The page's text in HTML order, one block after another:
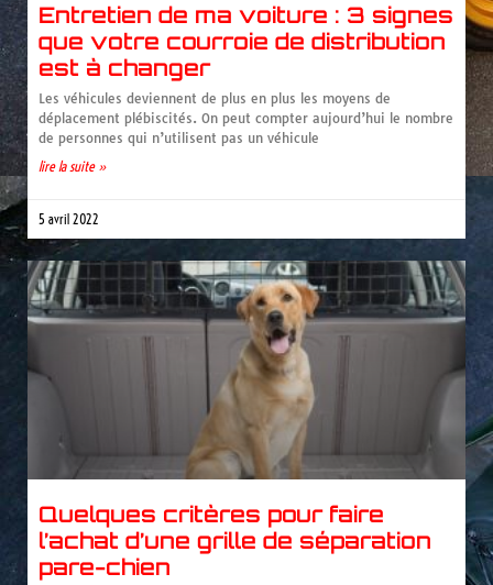
Entretien de ma voiture : 3 signes
que votre courroie de distribution
est à changer
Les véhicules deviennent de plus en plus les moyens de
déplacement plébiscités. On peut compter aujourd’hui le nombre
de personnes qui n’utilisent pas un véhicule
lire la suite »
5 avril 2022
Quelques critères pour faire
l’achat d’une grille de séparation
pare-chien